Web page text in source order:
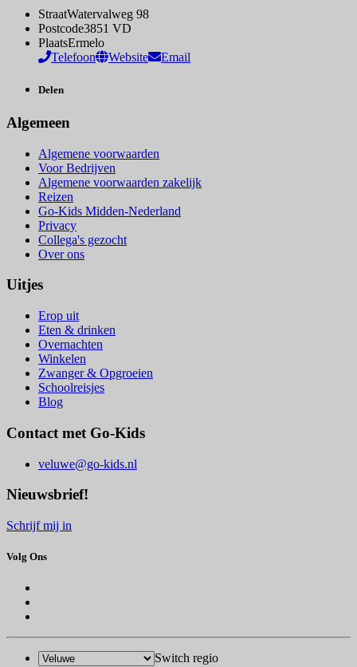
StraatWatervalweg 98
Postcode3851 VD
PlaatsErmelo
Telefoon
Website Email
Delen
Algemeen
Algemene voorwaarden
Voor Bedrijven
Algemene voorwaarden zakelijk
Reizen
Go-Kids Midden-Nederland
Privacy
Collega's gezocht
Over ons
Uitjes
Erop uit
Eten & drinken
Overnachten
Winkelen
Zwanger & Opgroeien
Schoolreisjes
Blog
Contact met Go-Kids
veluwe@go-kids.nl
Nieuwsbrief!
Schrijf mij in
Volg Ons
Switch regio